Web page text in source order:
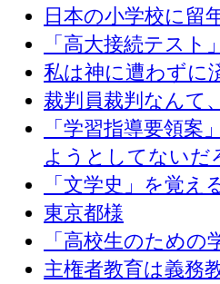
日本の小学校に留
「高大接続テス
私は神に遭わずに
裁判員裁判なんて
「学習指導要領
ようとしてないだ
「文学史」を覚え
東京都様
「高校生のため
主権者教育は義務